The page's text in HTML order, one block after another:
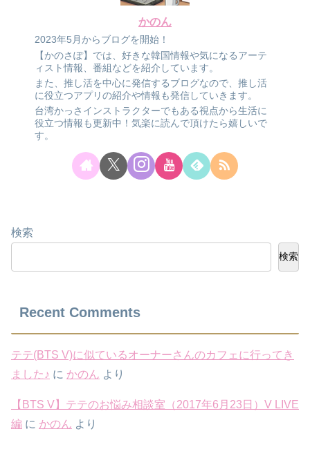
かのん
2023年5月からブログを開始！
【かのさぽ】では、好きな韓国情報や気になるアーテ
ィスト情報、番組などを紹介しています。
また、推し活を中心に発信するブログなので、推し活
に役立つアプリの紹介や情報も発信していきます。
台湾かっさインストラクターでもある視点から生活に
役立つ情報も更新中！気楽に読んで頂けたら嬉しいで
す。
検索
検索
Recent Comments
テテ(BTS V)に似ているオーナーさんのカフェに行ってき
ました♪ に かのん より
【BTS V】テテのお悩み相談室（2017年6月23日）V LIVE
編 に かのん より